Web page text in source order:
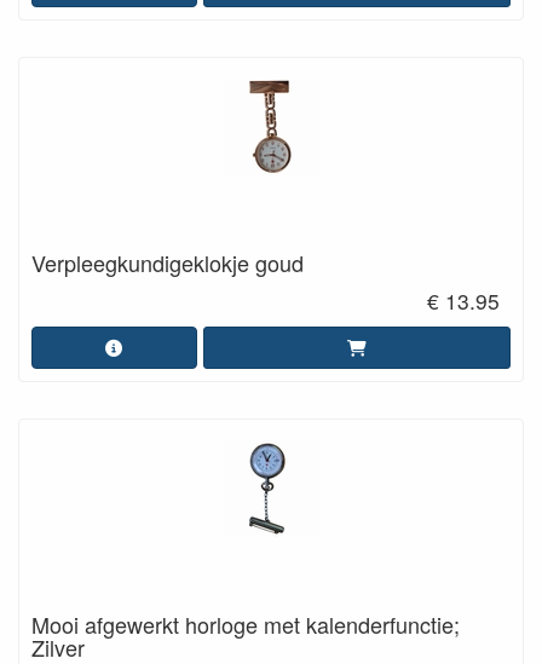
Verpleegkundigeklokje goud
€ 13.95
Mooi afgewerkt horloge met kalenderfunctie;
Zilver